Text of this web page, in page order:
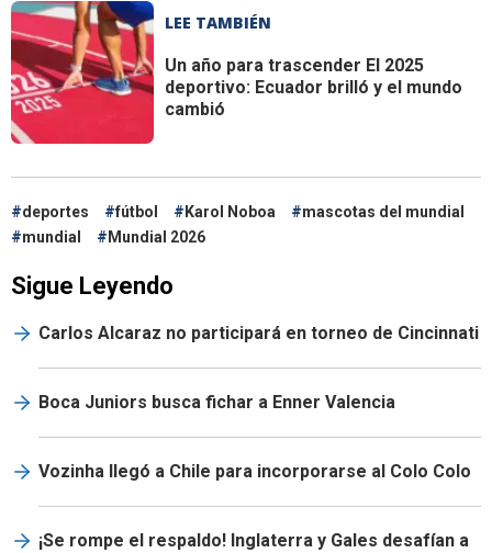
LEE TAMBIÉN
Un año para trascender El 2025
deportivo: Ecuador brilló y el mundo
cambió
deportes fútbol Karol Noboa
mascotas del mundial
mundial
Mundial 2026
Sigue Leyendo
Carlos Alcaraz no participará en torneo de Cincinnati
Boca Juniors busca fichar a Enner Valencia
Vozinha llegó a Chile para incorporarse al Colo Colo
¡Se rompe el respaldo! Inglaterra y Gales desafían a